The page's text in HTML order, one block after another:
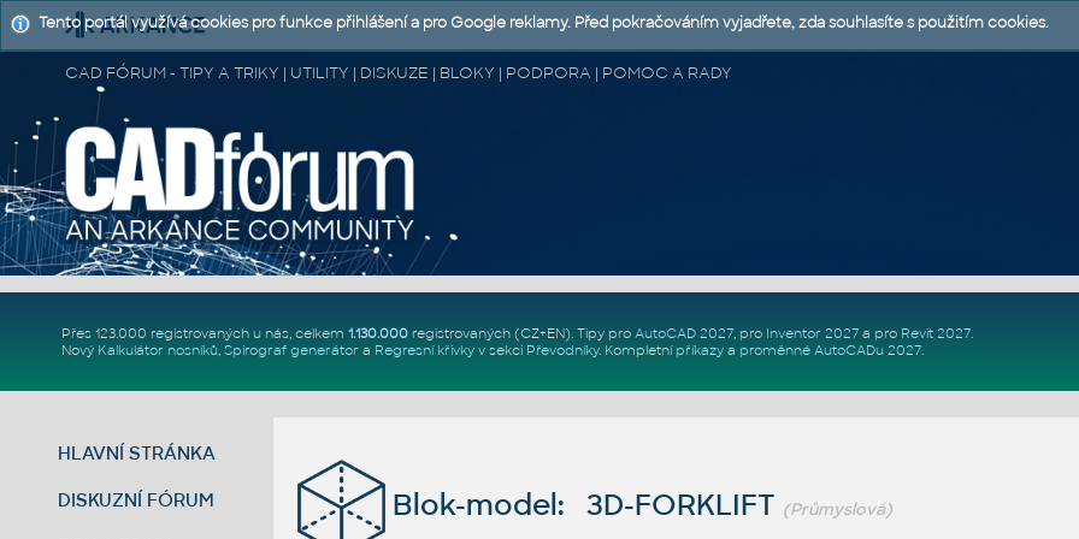
CAD FÓRUM - TIPY A TRIKY | UTILITY | DISKUZE | BLOKY | PODPORA | POMOC A RADY
Přes 123.000 registrovaných u nás, celkem 1.130.000registrovaných (CZ+EN). Tipy pro AutoCAD 2027, pro Inventor 2027a pro Revit 2027.
Nový Kalkulátor nosníků, Spirograf generátor a Regresní křivkyv sekci Převodníky. Kompletní příkazya proměnné AutoCADu 2027.
HLAVNÍ STRÁNKA
DISKUZNÍ FÓRUM Blok-model: 3D-FORKLIFT (Průmyslová)
Tento portál využívá cookies pro funkce přihlášení a pro Google reklamy. Před pokračováním vyjadřete, zda souhlasíte s použitím cookies.